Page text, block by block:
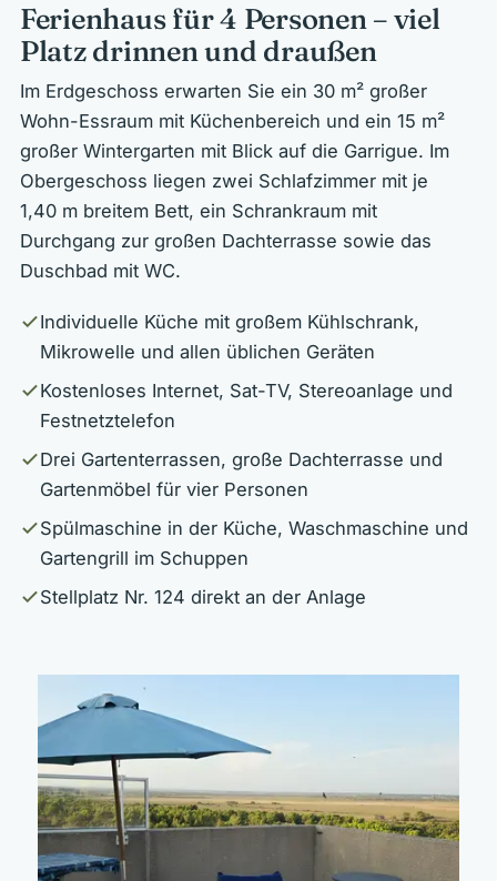
Ferienhaus für 4 Personen – viel
Platz drinnen und draußen
Im Erdgeschoss erwarten Sie ein 30 m² großer
Wohn-Essraum mit Küchenbereich und ein 15 m²
großer Wintergarten mit Blick auf die Garrigue. Im
Obergeschoss liegen zwei Schlafzimmer mit je
1,40 m breitem Bett, ein Schrankraum mit
Durchgang zur großen Dachterrasse sowie das
Duschbad mit WC.
Individuelle Küche mit großem Kühlschrank,
Mikrowelle und allen üblichen Geräten
Kostenloses Internet, Sat-TV, Stereoanlage und
Festnetztelefon
Drei Gartenterrassen, große Dachterrasse und
Gartenmöbel für vier Personen
Spülmaschine in der Küche, Waschmaschine und
Gartengrill im Schuppen
Stellplatz Nr. 124 direkt an der Anlage